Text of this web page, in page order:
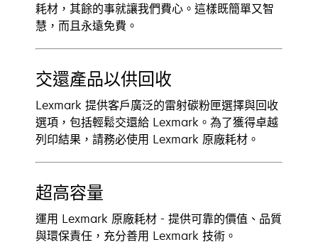
耗材，其餘的事就讓我們費心。這樣既簡單又智
慧，而且永遠免費。
交還產品以供回收
Lexmark 提供客戶廣泛的雷射碳粉匣選擇與回收
選項，包括輕鬆交還給 Lexmark。為了獲得卓越
列印結果，請務必使用 Lexmark 原廠耗材。
超高容量
運用 Lexmark 原廠耗材 - 提供可靠的價值、品質
與環保責任，充分善用 Lexmark 技術。